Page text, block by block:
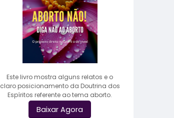
Este livro mostra alguns relatos e o
claro posicionamento da Doutrina dos
Espíritos referente ao tema aborto.
Baixar Agora